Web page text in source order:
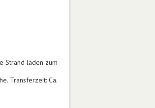
Strand laden zum
Transferzeit: Ca.